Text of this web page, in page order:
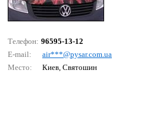
Телефон: 96595-13-12
E-mail:
аir***@рysаr.соm.uа
Место:
Киев, Святошин